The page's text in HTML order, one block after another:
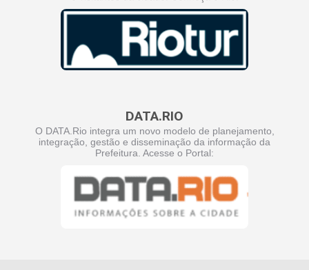
DATA.RIO
O DATA.Rio integra um novo modelo de planejamento,
integração, gestão e disseminação da informação da
Prefeitura. Acesse o Portal: